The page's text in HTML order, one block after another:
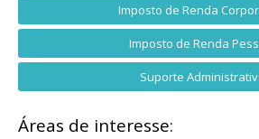
Imposto de Renda
Imposto de Renda
Suporte
Áreas de interesse: